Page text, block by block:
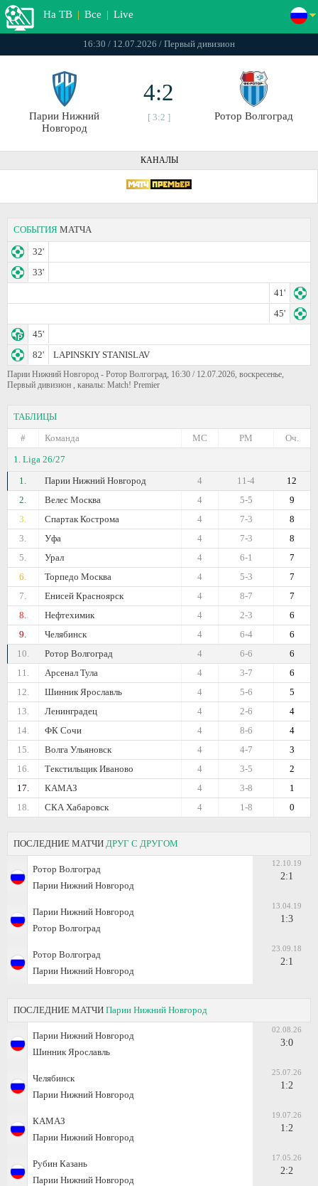
На ТВ | Все | Live
16:30 / 12.07.2026 / Первый дивизион
Парии Нижний
Новгород
4:2
[ 3:2 ] Ротор Волгоград
КАНАЛЫ
СОБЫТИЯ МАТЧА
32'
33'
41'
45'
45'
82'
LAPINSKIY STANISLAV
Парии Нижний Новгород - Ротор Волгоград, 16:30 / 12.07.2026, воскресенье,
Первый дивизион , каналы: Match! Premier
ТАБЛИЦЫ
#
Команда Оч.
РМ
МС
1. Liga 26/27
1.
Парии Нижний Новгород 12
11-4
4
2.
Велес Москва 9
5-5
4
3.
Спартак Кострома 8
7-3
4
3.
Уфа 8
7-3
4
5.
Урал 7
6-1
4
6.
Торпедо Москва 7
5-3
4
7.
Енисей Красноярск 7
8-7
4
8.
Нефтехимик 6
2-3
4
9.
Челябинск 6
6-4
4
10.
Ротор Волгоград 6
6-6
4
11.
Арсенал Тула 6
3-7
4
12.
Шинник Ярославль 5
5-6
4
13.
Ленинградец 4
2-6
4
14.
ФК Сочи 4
8-6
4
15.
Волга Ульяновск 3
4-7
4
16.
Текстильщик Иваново 2
3-5
4
17.
КАМАЗ 1
3-8
4
18.
СКА Хабаровск 0
1-8
4
ПОСЛЕДНИЕ МАТЧИ ДРУГ С ДРУГОМ
Ротор Волгоград
Парии Нижний Новгород
12.10.19
2:1
Парии Нижний Новгород
Ротор Волгоград
13.04.19
1:3
Ротор Волгоград
Парии Нижний Новгород
23.09.18
2:1
ПОСЛЕДНИЕ МАТЧИ Парии Нижний Новгород
Парии Нижний Новгород
Шинник Ярославль
02.08.26
3:0
Челябинск
Парии Нижний Новгород
25.07.26
1:2
КАМАЗ
Парии Нижний Новгород
19.07.26
1:2
Рубин Казань
Парии Нижний Новгород
17.05.26
2:2